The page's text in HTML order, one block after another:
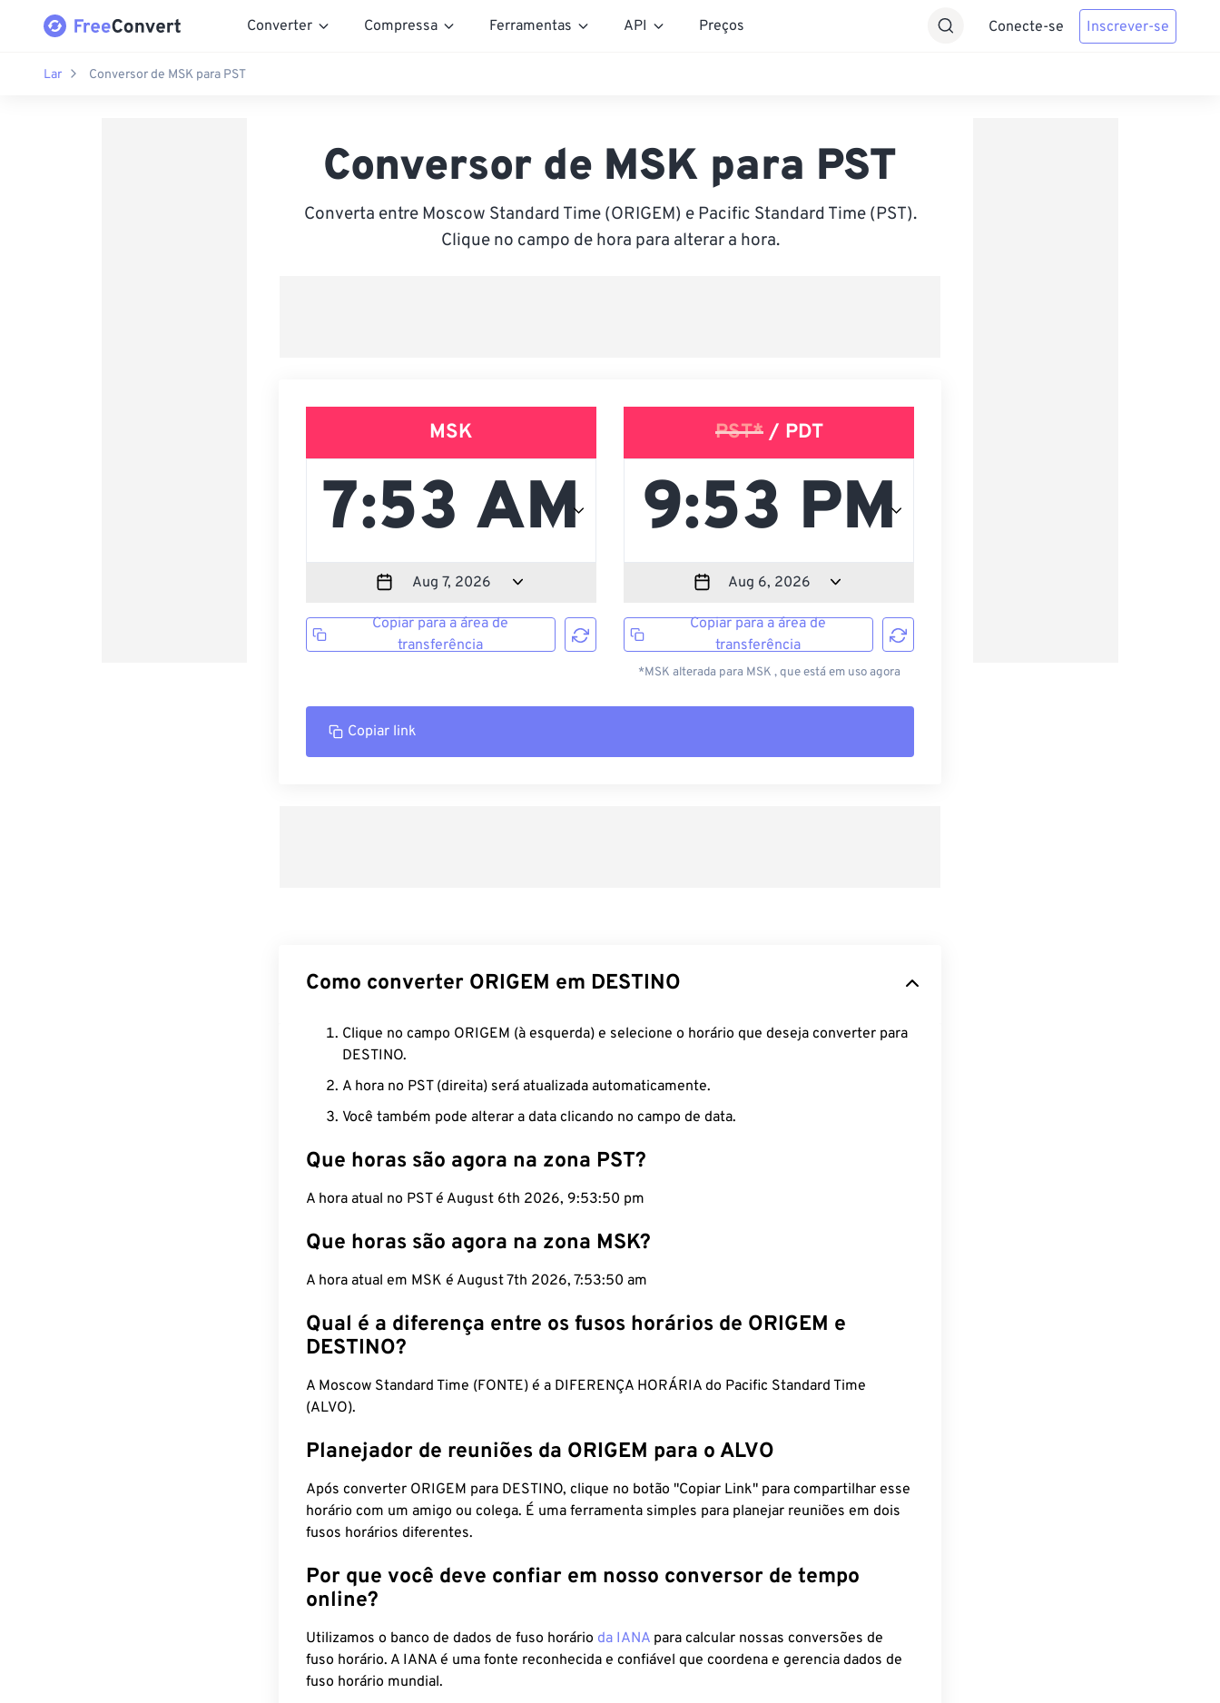
Converter Compressa Ferramentas API Preços Conecte-se Inscrever-se
Lar Conversor de MSK para PST
Conversor de MSK para PST
Converta entre Moscow Standard Time (ORIGEM) e Pacific Standard Time (PST).
Clique no campo de hora para alterar a hora.
MSK
Copiar para a área de
transferência
PST*/ PDT
Copiar para a área de
transferência
*MSK alterada para MSK , que está em uso agora
Copiar link
Como converter ORIGEM em DESTINO
Clique no campo ORIGEM (à esquerda) e selecione o horário que deseja converter para
DESTINO.
A hora no PST (direita) será atualizada automaticamente.
Você também pode alterar a data clicando no campo de data.
Que horas são agora na zona PST?
A hora atual no PST é August 6th 2026, 9:53:51 pm
Que horas são agora na zona MSK?
A hora atual em MSK é August 7th 2026, 7:53:51 am
Qual é a diferença entre os fusos horários de ORIGEM e
DESTINO?
A Moscow Standard Time (FONTE) é a DIFERENÇA HORÁRIA do Pacific Standard Time
(ALVO).
Planejador de reuniões da ORIGEM para o ALVO
Após converter ORIGEM para DESTINO, clique no botão "Copiar Link" para compartilhar esse
horário com um amigo ou colega. É uma ferramenta simples para planejar reuniões em dois
fusos horários diferentes.
Por que você deve confiar em nosso conversor de tempo
online?
Utilizamos o banco de dados de fuso horário da IANA para calcular nossas conversões de
fuso horário. A IANA é uma fonte reconhecida e confiável que coordena e gerencia dados de
fuso horário mundial.